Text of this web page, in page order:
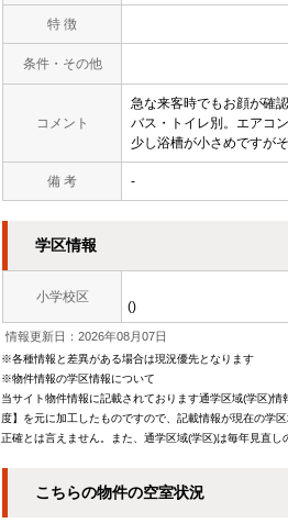
特 徴
条件・その他
コメント
急な来客時でもお顔が確
バス・トイレ別。エアコン
少し浴槽が小さめですが
備 考 -
学区情報
小学校区
()
情報更新日：2026年08月07日
※各種情報と差異がある場合は現況優先となります
※物件情報の学区情報について
当サイト物件情報に記載されております通学区域(学区)
度】を元に加工したものですので、記載情報が現在の学
正確とは言えません。また、通学区域(学区)は毎年見直
こちらの物件の空室状況